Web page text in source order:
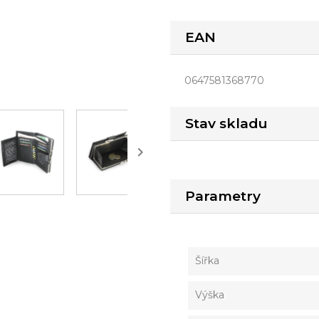

EAN
0647581368770
Stav skladu
Parametry
Šířka
Výška